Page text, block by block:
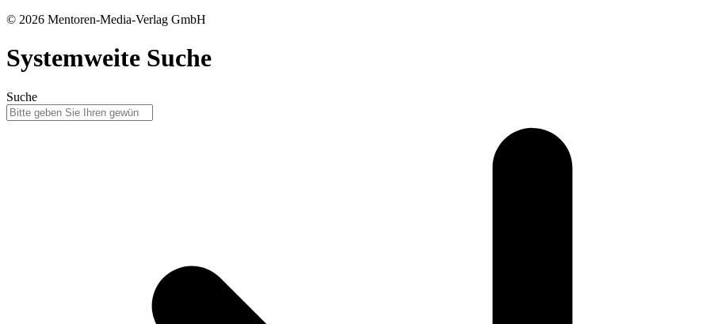
© 2026 Mentoren-Media-Verlag GmbH
Systemweite Suche
Suche